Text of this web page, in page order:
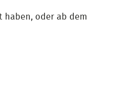
haben, oder ab dem